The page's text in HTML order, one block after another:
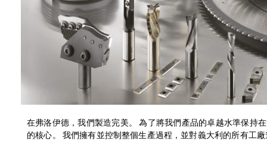
在弗洛伊德，我們製造完美。 為了將我們產品的卓越水準保持
的核心。 我們擁有並控制整個生產過程，並對義大利的所有工